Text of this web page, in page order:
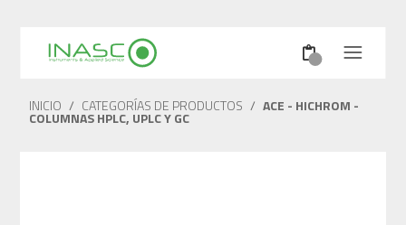
INICIO / CATEGORÍAS DE PRODUCTOS / ACE - HICHROM -
COLUMNAS HPLC, UPLC Y GC